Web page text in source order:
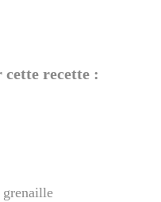
recette :
grenaille